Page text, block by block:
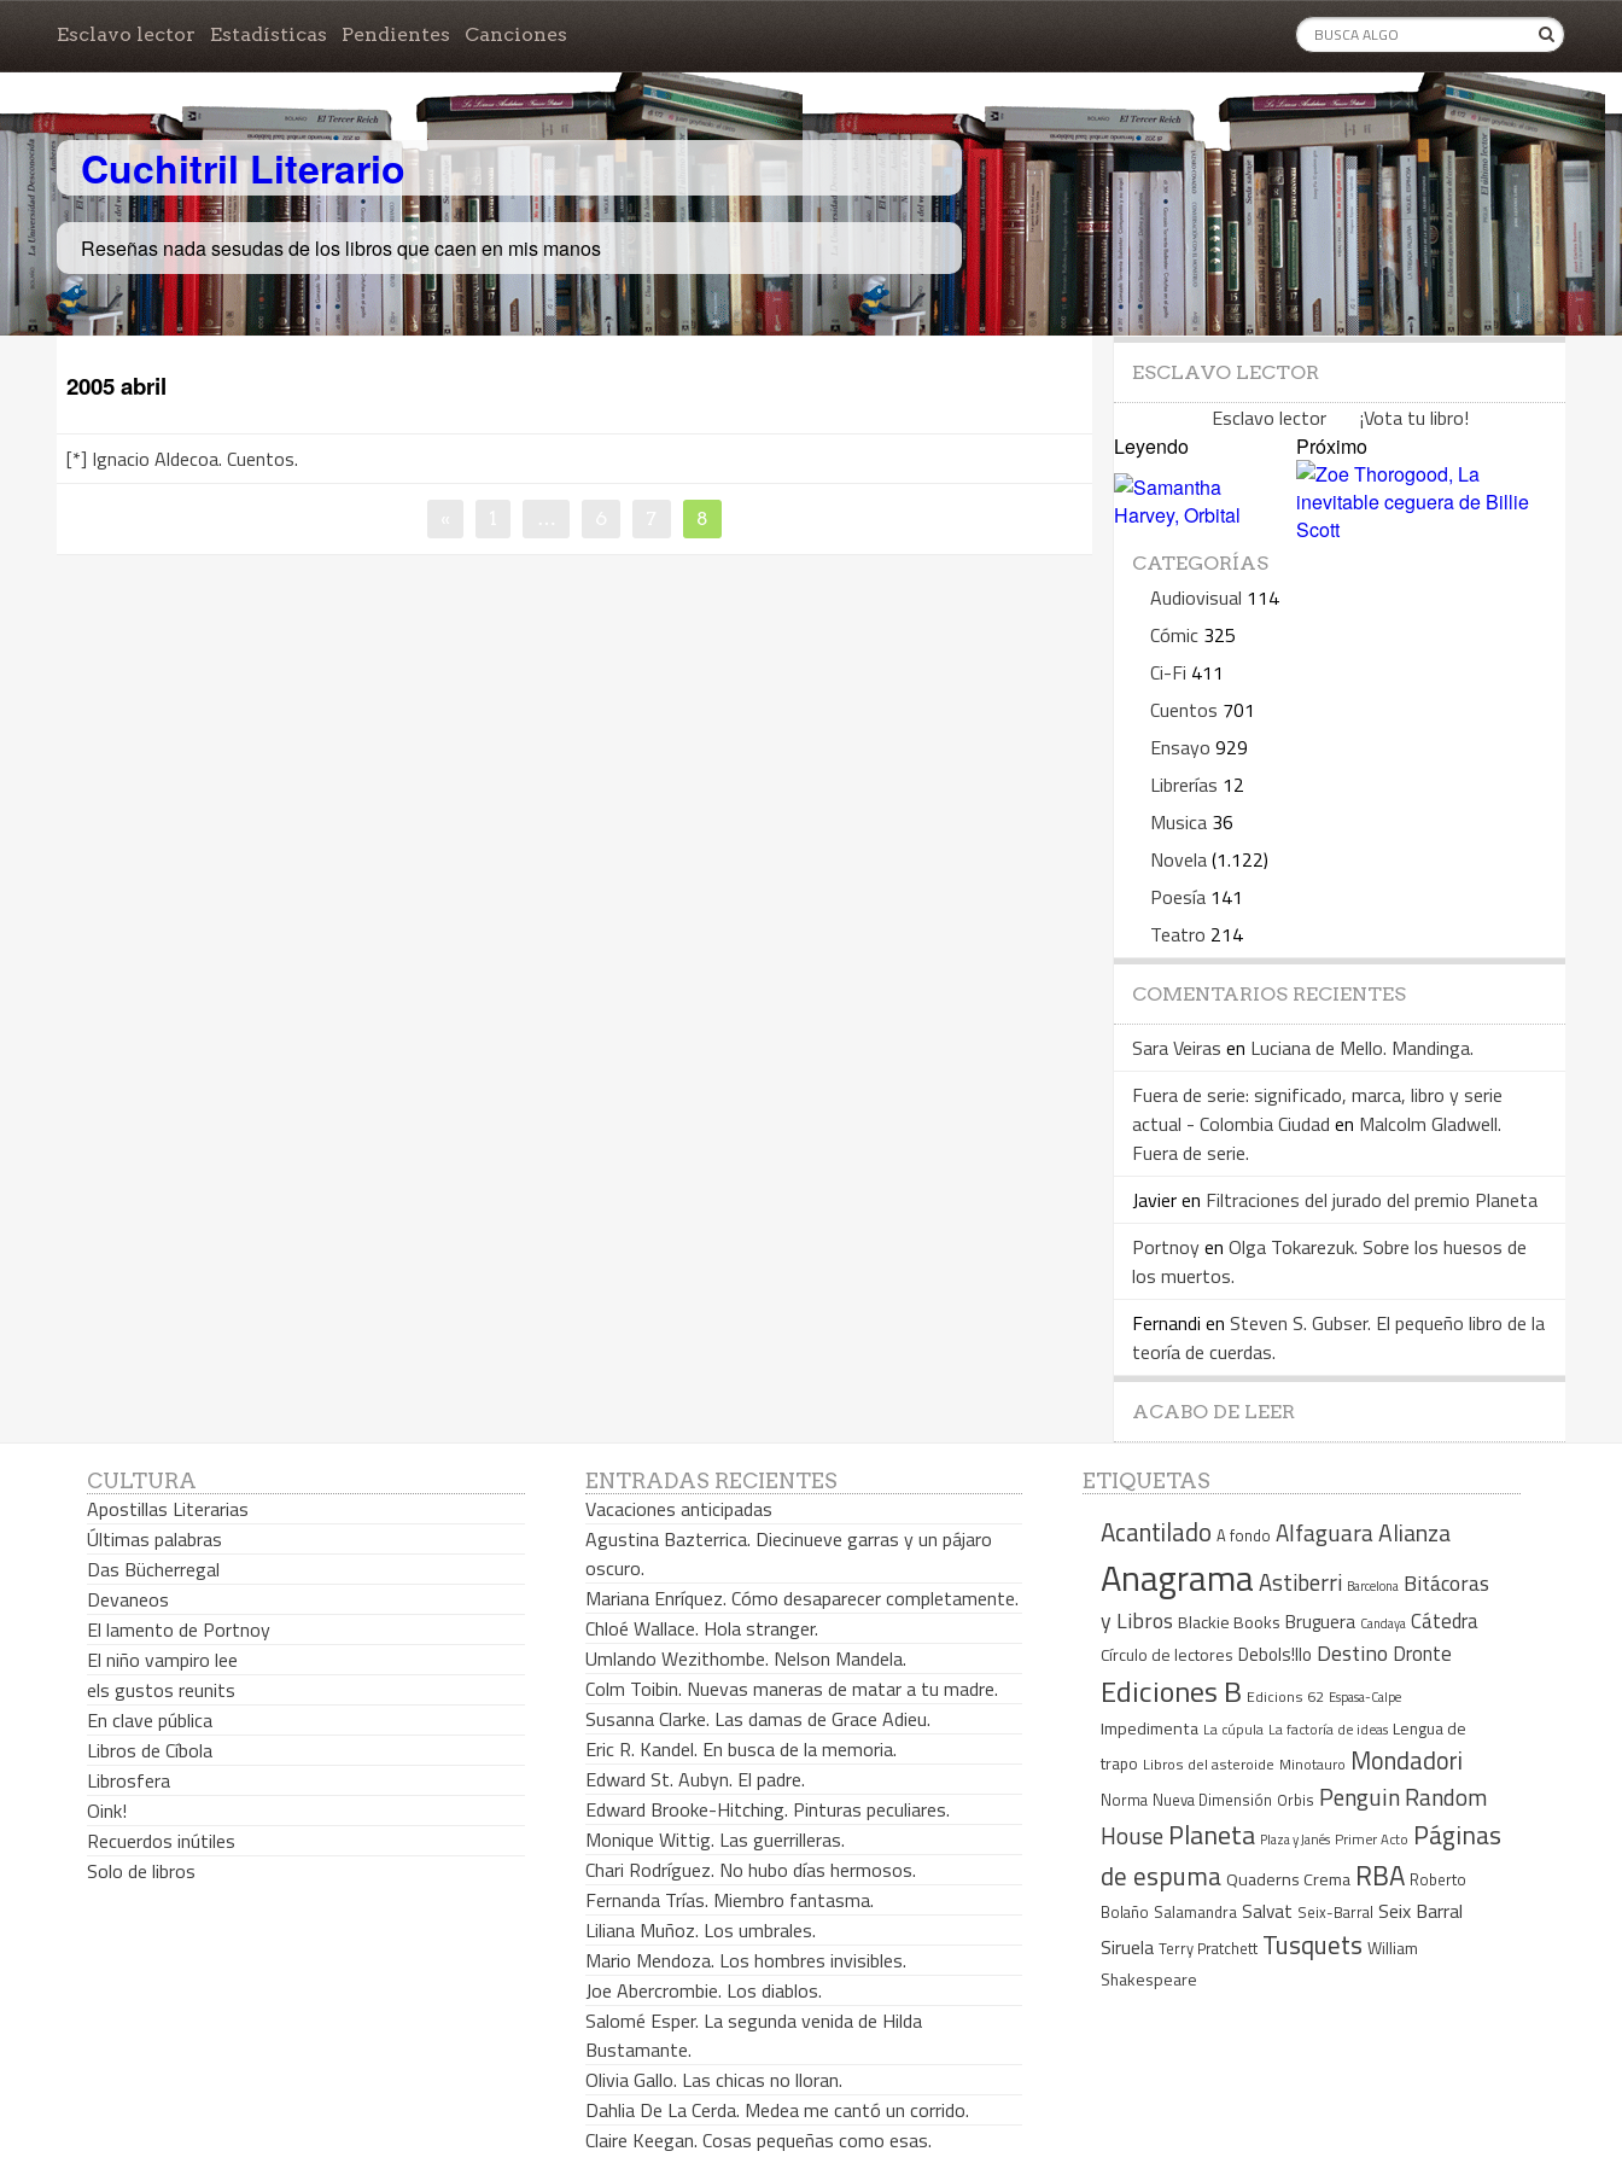
Esclavo lector Estadísticas Pendientes Canciones
Cuchitril Literario
Reseñas nada sesudas de los libros que caen en mis manos
2005 abril
[*] Ignacio Aldecoa. Cuentos.
8
ESCLAVO LECTOR
Esclavo lector ¡Vota tu libro!
Leyendo Próximo
CATEGORÍAS
Audiovisual 114
Cómic 325
Ci-Fi 411
Cuentos 701
Ensayo 929
Librerías 12
Musica 36
Novela(1.122)
Poesía 141
Teatro 214
COMENTARIOS RECIENTES
Sara Veiras en Luciana de Mello. Mandinga.
Fuera de serie: significado, marca, libro y serie
actual - Colombia Ciudad en Malcolm Gladwell.
Fuera de serie.
Javieren Filtraciones del jurado del premio Planeta
Portnoyen Olga Tokarezuk. Sobre los huesos de
los muertos.
Fernandi en Steven S. Gubser. El pequeño libro de la
teoría de cuerdas.
ACABO DE LEER
CULTURA
Apostillas Literarias
Últimas palabras
Das Bücherregal
Devaneos
El lamento de Portnoy
El niño vampiro lee
els gustos reunits
En clave pública
Libros de Cíbola
Librosfera
Oink!
Recuerdos inútiles
Solo de libros
ENTRADAS RECIENTES
Vacaciones anticipadas
Agustina Bazterrica. Diecinueve garras y un pájaro
oscuro.
Mariana Enríquez. Cómo desaparecer completamente.
Chloé Wallace. Hola stranger.
Umlando Wezithombe. Nelson Mandela.
Colm Toibin. Nuevas maneras de matar a tu madre.
Susanna Clarke. Las damas de Grace Adieu.
Eric R. Kandel. En busca de la memoria.
Edward St. Aubyn. El padre.
Edward Brooke-Hitching. Pinturas peculiares.
Monique Wittig. Las guerrilleras.
Chari Rodríguez. No hubo días hermosos.
Fernanda Trías. Miembro fantasma.
Liliana Muñoz. Los umbrales.
Mario Mendoza. Los hombres invisibles.
Joe Abercrombie. Los diablos.
Salomé Esper. La segunda venida de Hilda
Bustamante.
Olivia Gallo. Las chicas no lloran.
Dahlia De La Cerda. Medea me cantó un corrido.
Claire Keegan. Cosas pequeñas como esas.
ETIQUETAS
Acantilado A fondo AlfaguaraAlianza
AnagramaAstiberri Barcelona Bitácoras
y Libros Blackie Books Bruguera Candaya Cátedra
Círculo de lectores Debols!llo Destino Dronte
Ediciones B Edicions 62 Espasa-Calpe
Impedimenta La cúpula La factoría de ideas Lengua de
trapo Libros del asteroide Minotauro Mondadori
Norma Nueva Dimensión Orbis Penguin Random
House Planeta Plaza y Janés Primer Acto Páginas
de espumaQuaderns Crema RBA Roberto
Bolaño Salamandra Salvat Seix-Barral Seix Barral
Siruela Terry Pratchett Tusquets William
Shakespeare